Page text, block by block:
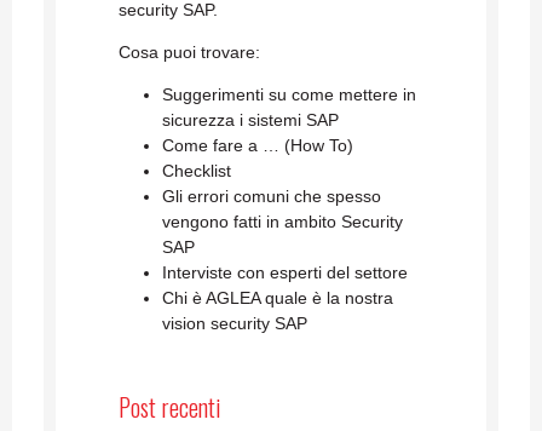
security SAP.
Cosa puoi trovare:
Suggerimenti su come mettere in
sicurezza i sistemi SAP
Come fare a … (How To)
Checklist
Gli errori comuni che spesso
vengono fatti in ambito Security
SAP
Interviste con esperti del settore
Chi è AGLEA quale è la nostra
vision security SAP
Post recenti